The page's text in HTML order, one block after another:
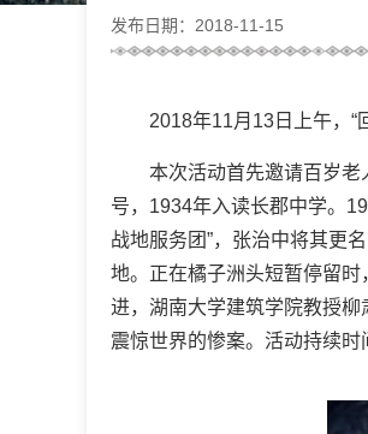
发布日期：2018-11-15
2018年11月13日上午，
本次活动首先邀请百岁
号，1934年入读长郡中学。
战地服务团”，张治中将其更
地。正在橘子洲头短暂停留
进，湖南大学建筑学院教授
震惊世界的惨案。活动持续